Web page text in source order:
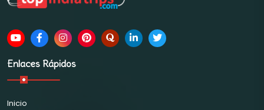
Enlaces Rápidos
Inicio